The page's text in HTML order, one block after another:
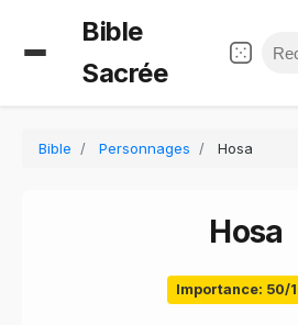
Bible
Sacrée
Bible Personnages Hosa
Hosa
Importance: 50/